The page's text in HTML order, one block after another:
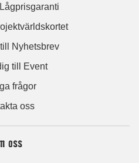
Nyhetsbrev
till Event
frågor
oss
oss